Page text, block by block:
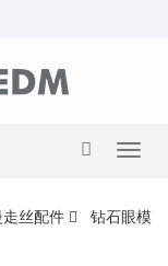
导
换
丝配件 钻石眼模